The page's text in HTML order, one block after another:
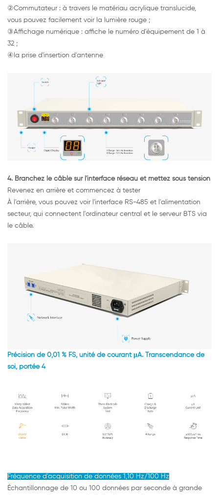
②Commutateur : à travers le matériau acrylique translucide,
vous pouvez facilement voir la lumière rouge ;
③Affichage numérique : affiche le numéro d'équipement de 1 à
32 ;
④la prise d'insertion d'antenne
4. Branchez le câble sur l'interface réseau et mettez sous tension
Revenez en arrière et commencez à tester
À l'arrière, vous pouvez voir l'interface RS-485 et l'alimentation
secteur, qui connectent l'ordinateur central et le serveur BTS via
le câble.
Précision de 0,01 % FS, unité de courant μA. Transcendance de
soi, portée 4
Fréquence d'acquisition de données 1,10 Hz/100 Hz
Échantillonnage de 10 ou 100 données par seconde à grande